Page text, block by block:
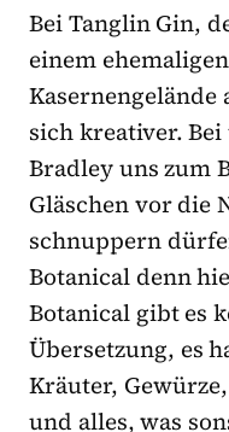
Bei Tanglin Gin,
einem
Kasernengelände
sich kreativer.
Bradley uns zum
Gläschen vor die
schnuppern
Botanical denn
Botanical gibt es
Übersetzung, es
Kräuter,
und alles, was